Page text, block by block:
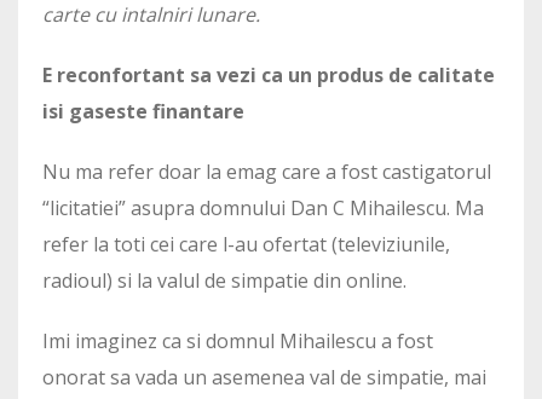
carte cu intalniri lunare.
E reconfortant sa vezi ca un produs de calitate
isi gaseste finantare
Nu ma refer doar la emag care a fost castigatorul
“licitatiei” asupra domnului Dan C Mihailescu. Ma
refer la toti cei care l-au ofertat (televiziunile,
radioul) si la valul de simpatie din online.
Imi imaginez ca si domnul Mihailescu a fost
onorat sa vada un asemenea val de simpatie, mai